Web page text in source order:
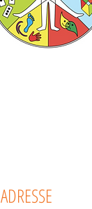
ADRESSE